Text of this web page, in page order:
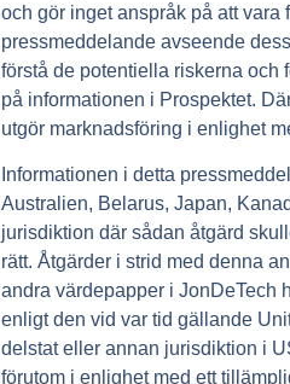
och gör inget anspråk på att
pressmeddelande avseende
förstå de potentiella riskerna och
på informationen i Prospektet.
utgör marknadsföring i enlighet
Informationen i detta
Australien, Belarus, Japan,
jurisdiktion där sådan åtgärd
rätt. Åtgärder i strid med denna
andra värdepapper i JonDeTech
enligt den vid var tid gällande
delstat eller annan jurisdiktion i
förutom i enlighet med ett